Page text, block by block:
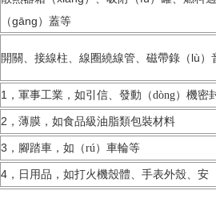
（gāng）蓋等
開關、接線柱、線圈繞線管、磁帶錄（lù
1 ，軍事工業，如引信、發動（dòng）機密
2 ，薄膜，如食品級油脂類包裝
3 ，腳踏車，如（rú）車輪等
4 ，日用品，如打火機殼體、手表外殼、安